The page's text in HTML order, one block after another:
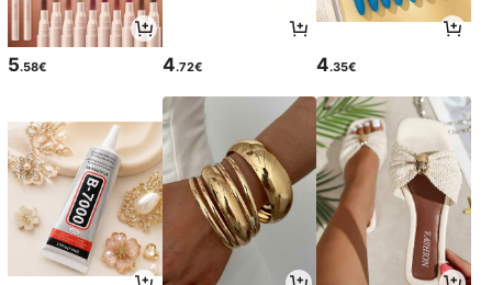
5.58€ 4.72€ 4.35€